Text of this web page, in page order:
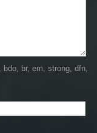
br, em, strong, dfn,